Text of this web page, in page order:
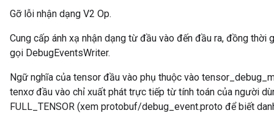
Gỡ lỗi nhận dạng V2 Op.
Cung cấp ánh xạ nhận dạng từ đầu vào đến đầu ra, đồng thời
gọi DebugEventsWriter.
Ngữ nghĩa của tensor đầu vào phụ thuộc vào
tenxơ đầu vào chỉ xuất phát trực tiếp từ tính toán của người
FULL_TENSOR (xem protobuf/debug_event.proto để biết